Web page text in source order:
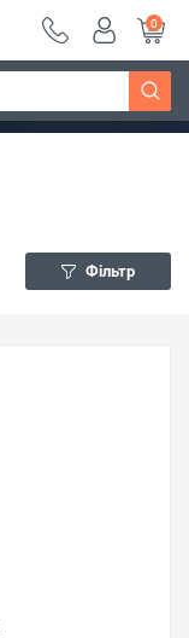
Дізнатись більше
0
Фільтр